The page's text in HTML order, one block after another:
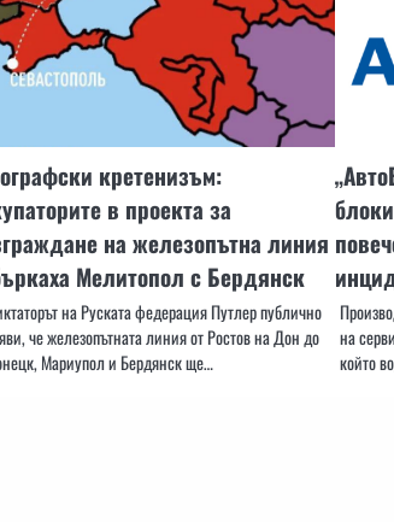
кретенизъм:
в проекта за
на железопътна линия
Мелитопол с Бердянск
на Руската федерация Путлер публично
че железопътната линия от Ростов на Дон до
Мариупол и Бердянск ще…
на
който